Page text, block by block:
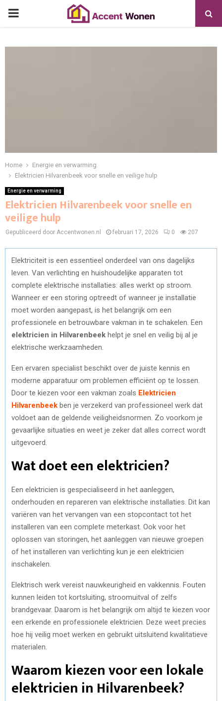
PRIMARY
Home
Energie en verwarming
Elektricien Hilvarenbeek voor snelle en veilige hulp
Energie en verwarming
Elektricien Hilvarenbeek voor snelle en
veilige hulp
Gepubliceerd door Accentwonen.nl februari 17, 2026 0 207
Elektriciteit is een essentieel onderdeel van ons dagelijks
leven. Van verlichting en huishoudelijke apparaten tot
complete elektrische installaties: alles werkt op stroom.
Wanneer er een storing optreedt of wanneer je installatie
moet worden aangepast, is het belangrijk om een
professionele en betrouwbare vakman in te schakelen. Een
elektricien in Hilvarenbeek helpt je snel en veilig bij al je
elektrische werkzaamheden.
Een ervaren specialist beschikt over de juiste kennis en
moderne apparatuur om problemen efficiënt op te lossen.
Door te kiezen voor een vakman zoals Elektricien
Hilvarenbeek ben je verzekerd van professioneel werk dat
voldoet aan de geldende veiligheidsnormen. Zo voorkom je
gevaarlijke situaties en weet je zeker dat alles correct wordt
uitgevoerd.
Wat doet een elektricien?
Een elektricien is gespecialiseerd in het aanleggen,
onderhouden en repareren van elektrische installaties. Dit kan
variëren van het vervangen van een stopcontact tot het
installeren van een complete meterkast. Ook voor het
oplossen van storingen, het aanleggen van nieuwe groepen
of het installeren van verlichting kun je een elektricien
inschakelen.
Elektrisch werk vereist nauwkeurigheid en vakkennis. Fouten
kunnen leiden tot kortsluiting, stroomuitval of zelfs
brandgevaar. Daarom is het belangrijk om altijd te kiezen voor
een erkende en professionele elektricien. Deze weet precies
hoe hij veilig moet werken en gebruikt uitsluitend kwalitatieve
materialen.
Waarom kiezen voor een lokale
elektricien in Hilvarenbeek?